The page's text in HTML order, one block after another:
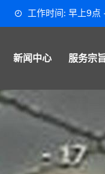
工作时间: 早上9点
新闻中心 服务宗